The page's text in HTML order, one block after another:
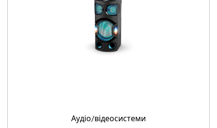
Аудіо/відеосистеми